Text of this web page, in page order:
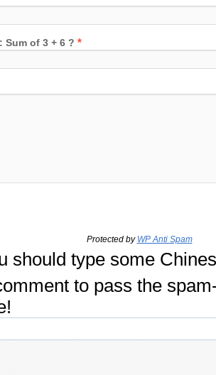
Sum of 3 + 6 ? *
Protected by WP Anti Spam
should type some
to pass the